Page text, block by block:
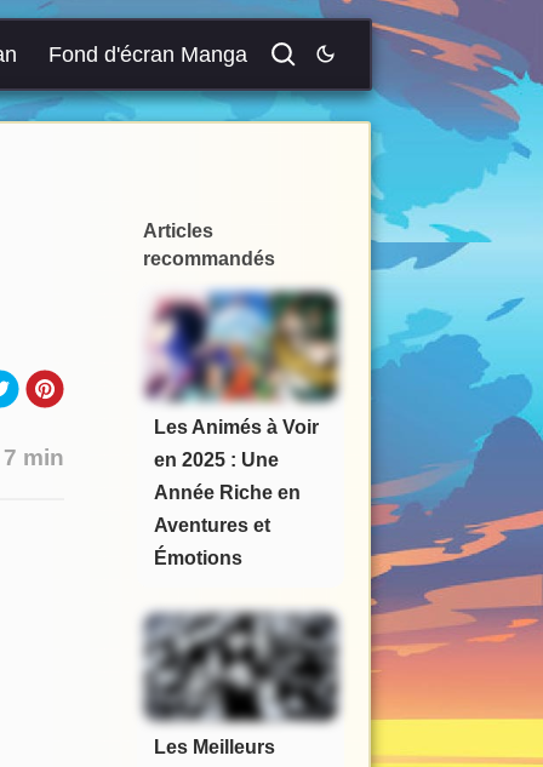
Fond d'écran Manga
7 min
Articles
recommandés
Les Animés à Voir
en 2025 : Une
Année Riche en
Aventures et
Émotions
Les Meilleurs